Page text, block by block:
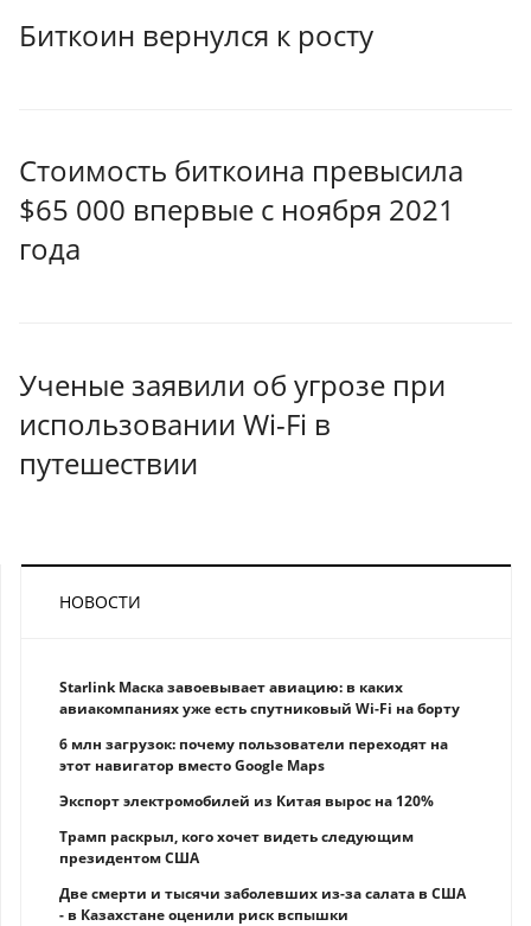
Биткоин вернулся к росту
Стоимость биткоина превысила
$65 000 впервые с ноября 2021
года
Ученые заявили об угрозе при
использовании Wi-Fi в
путешествии
НОВОСТИ
Starlink Маска завоевывает авиацию: в каких
авиакомпаниях уже есть спутниковый Wi-Fi на борту
6 млн загрузок: почему пользователи переходят на
этот навигатор вместо Google Maps
Экспорт электромобилей из Китая вырос на 120%
Трамп раскрыл, кого хочет видеть следующим
президентом США
Две смерти и тысячи заболевших из-за салата в США
- в Казахстане оценили риск вспышки